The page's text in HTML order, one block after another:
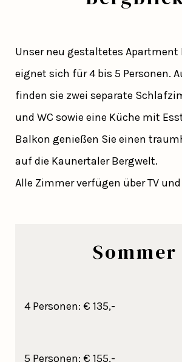
Unser neu gestaltetes Apartment
eignet sich für 4 bis 5 Personen.
finden sie zwei separate
und WC sowie eine Küche mit
Balkon genießen Sie einen
auf die Kaunertaler Bergwelt.
Alle Zimmer verfügen über TV und
Sommer
4 Personen: € 135,-
5 Personen: € 155,-